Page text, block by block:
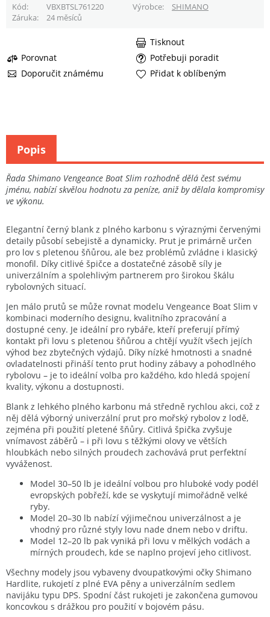
Kód VBXBTSL761220 Výrobce
SHIMANO
Záruka
24 měsíců
Porovnat
Potřebuji poradit
Doporučit známému
Tisknout
Přidat k oblíbeným
Řada Shimano Vengeance Boat Slim rozhodně dělá čest svému
jménu, nabízí skvělou hodnotu za peníze, aniž by dělala kompromisy
ve výkonu.
Elegantní černý blank z plného karbonu s výraznými červenými
detaily působí sebejistě a dynamicky. Prut je primárně určen
pro lov s pletenou šňůrou, ale bez problémů zvládne i klasický
monofil. Díky citlivé špičce a dostatečné zásobě síly je
univerzálním a spolehlivým partnerem pro širokou škálu
rybolovných situací.
Jen málo prutů se může rovnat modelu Vengeance Boat Slim v
kombinaci moderního designu, kvalitního zpracování a
dostupné ceny. Je ideální pro rybáře, kteří preferují přímý
kontakt při lovu s pletenou šňůrou a chtějí využít všech jejích
výhod bez zbytečných výdajů. Díky nízké hmotnosti a snadné
ovladatelnosti přináší tento prut hodiny zábavy a pohodlného
rybolovu – je to ideální volba pro každého, kdo hledá spojení
kvality, výkonu a dostupnosti.
Blank z lehkého plného karbonu má středně rychlou akci, což z
něj dělá výborný univerzální prut pro mořský rybolov z lodě,
zejména při použití pletené šňůry. Citlivá špička zvyšuje
vnímavost záběrů – i při lovu s těžkými olovy ve větších
hloubkách nebo silných proudech zachovává prut perfektní
vyváženost.
Model 30–50 lb je ideální volbou pro hluboké vody podél
evropských pobřeží, kde se vyskytují mimořádně velké
ryby.
Model 20–30 lb nabízí výjimečnou univerzálnost a je
vhodný pro různé styly lovu nade dnem nebo v driftu.
Model 12–20 lb pak vyniká při lovu v mělkých vodách a
mírných proudech, kde se naplno projeví jeho citlivost.
Všechny modely jsou vybaveny dvoupatkovými očky Shimano
Hardlite, rukojetí z plné EVA pěny a univerzálním sedlem
navijáku typu DPS. Spodní část rukojeti je zakončena gumovou
koncovkou s drážkou pro použití v bojovém pásu.
Popis